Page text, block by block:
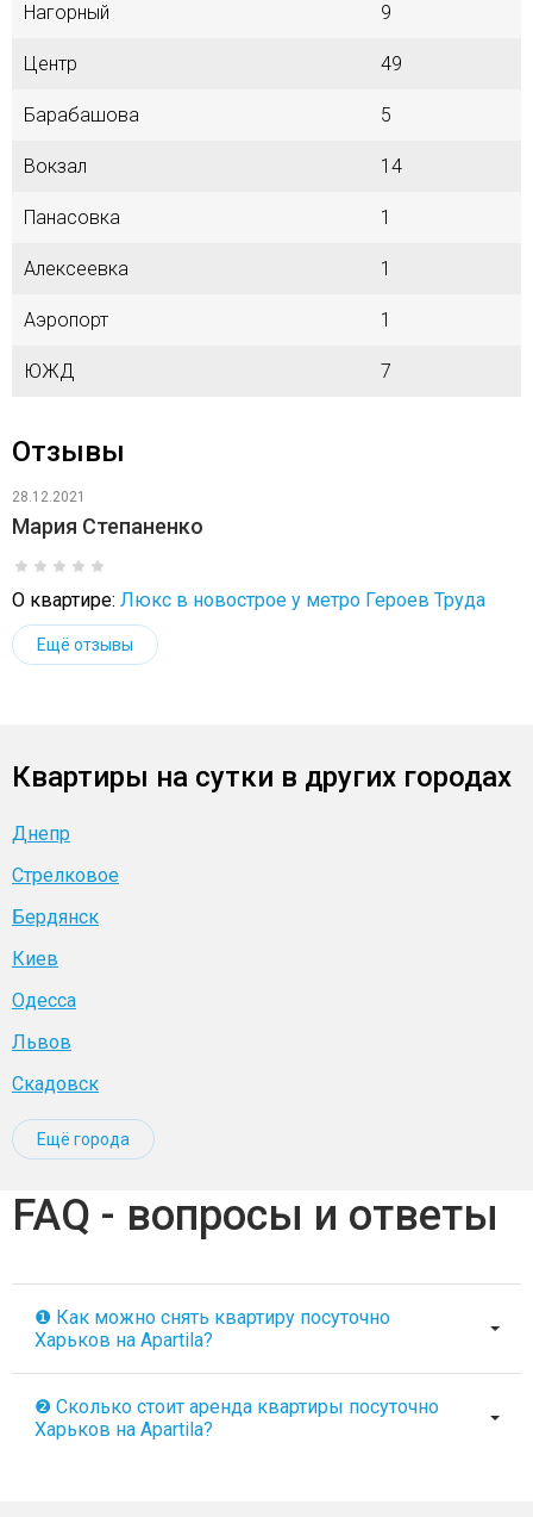
Нагорный 9
Центр 49
Барабашова 5
Вокзал 14
Панасовка 1
Алексеевка 1
Аэропорт 1
ЮЖД 7
Отзывы
28.12.2021
Мария Степаненко
О квартире: Люкс в новострое у метро Героев Труда
Ещё отзывы
Квартиры на сутки в других городах
Днепр
Стрелковое
Бердянск
Киев
Одесса
Львов
Скадовск
Ещё города
FAQ - вопросы и ответы
❶ Как можно снять квартиру посуточно
Харьков на Apartila?
❷ Сколько стоит аренда квартиры посуточно
Харьков на Apartila?